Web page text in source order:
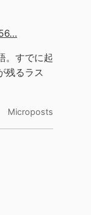
。すでに起
残るラス
Microposts